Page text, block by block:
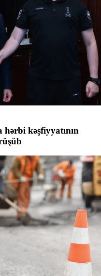
kəşfiyyatının